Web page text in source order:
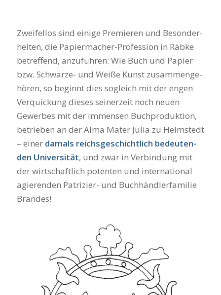
Zwei­fel­los sind eini­ge Pre­mie­ren und Beson­der­
hei­ten, die Papier­ma­cher-Pro­fes­si­on in Räb­ke
betref­fend, anzu­füh­ren: Wie Buch und Papier
bzw. Schwar­ze- und Wei­ße Kunst zusam­men­ge­
hö­ren, so beginnt dies sogleich mit der engen
Ver­qui­ckung die­ses sei­ner­zeit noch neu­en
Gewer­bes mit der immensen Buch­pro­duk­ti­on,
betrie­ben an der Alma Mater Julia zu Helm­stedt
– einer damals reichs­ge­schicht­lich bedeu­ten­
den Uni­ver­si­tät, und zwar in Ver­bin­dung mit
der wirt­schaft­lich poten­ten und inter­na­tio­nal
agie­ren­den Patri­zi­er- und Buch­händ­ler­fa­mi­lie
Bran­des!